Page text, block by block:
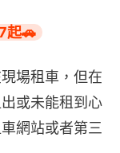
起🚗
場租車，但在
或未能租到心
網站或者第三